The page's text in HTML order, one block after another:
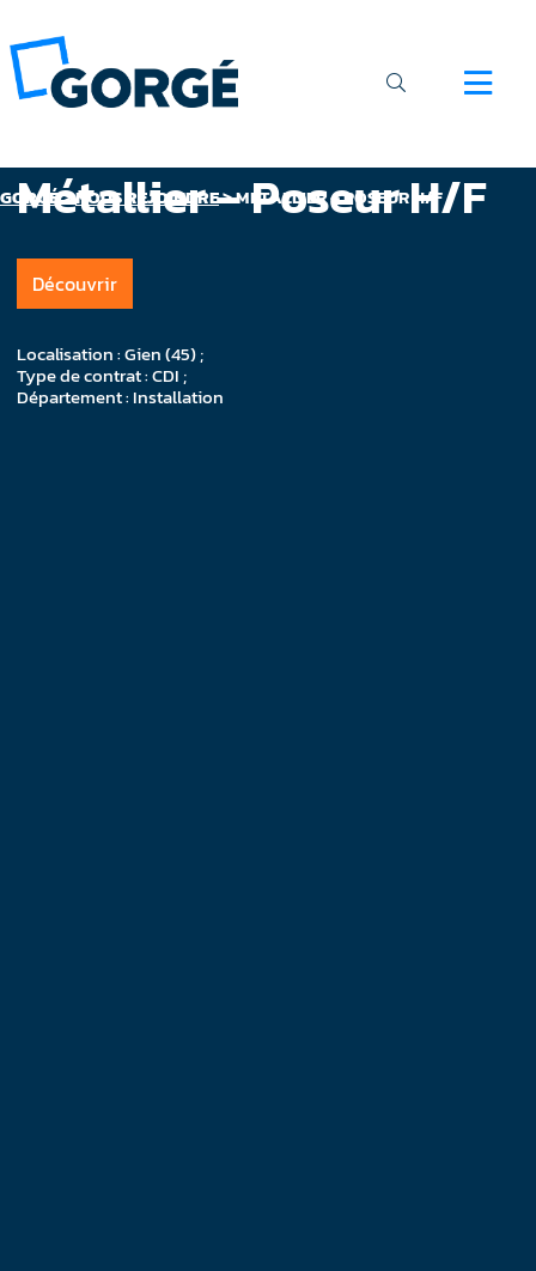
GORGÉ>NOUS REJOINDRE>MÉTALLIER – POSEUR H/F
Métallier – Poseur H/F
Découvrir
Localisation : Gien (45) ;
Type de contrat : CDI ;
Département : Installation